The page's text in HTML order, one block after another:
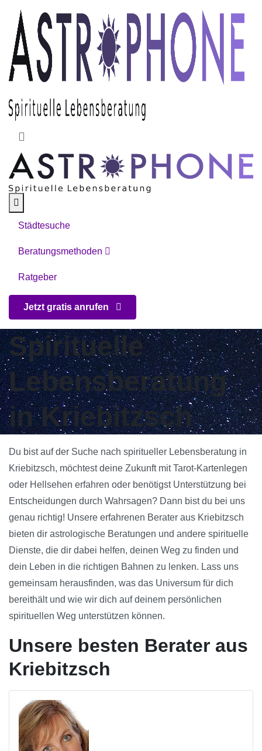
Skip to main content
Städtesuche
Beratungsmethoden
Ratgeber
Jetzt gratis anrufen
Spirituelle
Lebensberatung
in Kriebitzsch
Du bist auf der Suche nach spiritueller Lebensberatung in
Kriebitzsch, möchtest deine Zukunft mit Tarot-Kartenlegen
oder Hellsehen erfahren oder benötigst Unterstützung bei
Entscheidungen durch Wahrsagen? Dann bist du bei uns
genau richtig! Unsere erfahrenen Berater aus Kriebitzsch
bieten dir astrologische Beratungen und andere spirituelle
Dienste, die dir dabei helfen, deinen Weg zu finden und
dein Leben in die richtigen Bahnen zu lenken. Lass uns
gemeinsam herausfinden, was das Universum für dich
bereithält und wie wir dich auf deinem persönlichen
spirituellen Weg unterstützen können.
Unsere besten Berater aus
Kriebitzsch